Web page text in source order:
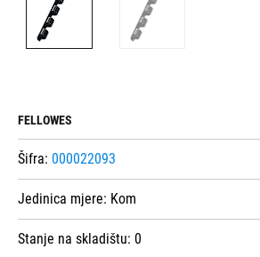
FELLOWES
Šifra: 000022093
Jedinica mjere: Kom
Stanje na skladištu: 0